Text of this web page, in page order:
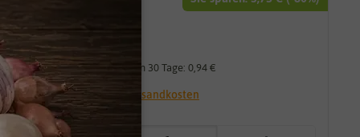
0,94 €
Niedrigster Preis der letzten 30 Tage: 0,94 €
* inkl. 7% MwSt. zzgl. Versandkosten